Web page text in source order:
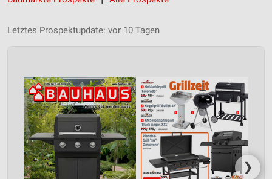
Letztes Prospektupdate: vor 10 Tagen
❯